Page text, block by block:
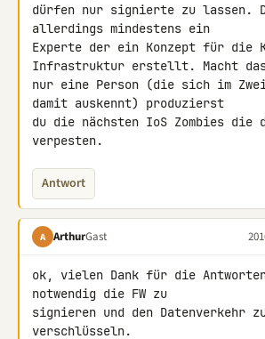
dürfen nur signierte zu lassen.
allerdings mindestens ein
Experte der ein Konzept für die
Infrastruktur erstellt. Macht
nur eine Person (die sich im
damit auskennt) produzierst
du die nächsten IoS Zombies die
verpesten.
Antwort
A ArthurGast
ok, vielen Dank für die
notwendig die FW zu
signieren und den Datenverkehr
verschlüsseln.